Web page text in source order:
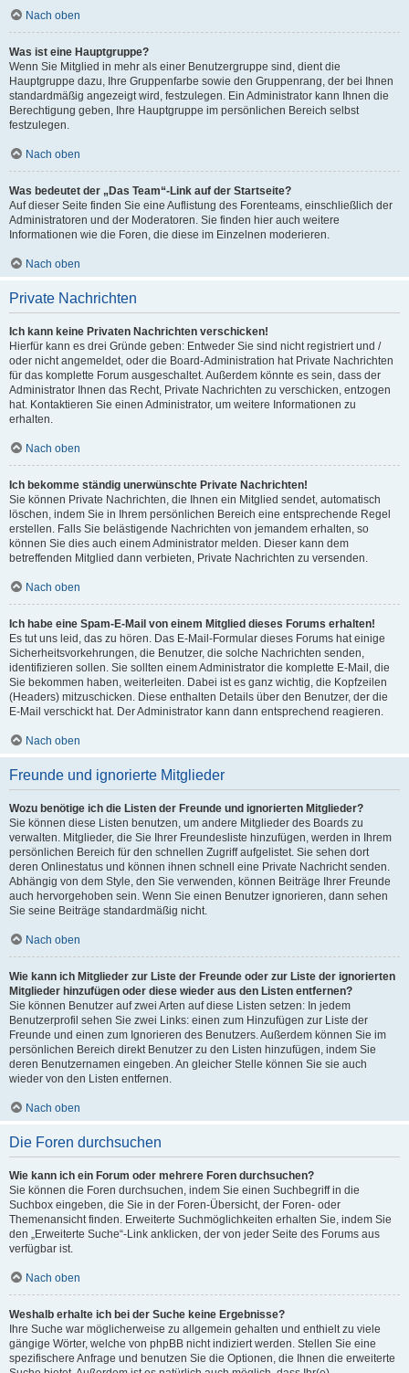
Nach oben
Was ist eine Hauptgruppe?
Wenn Sie Mitglied in mehr als einer Benutzergruppe sind, dient die
Hauptgruppe dazu, Ihre Gruppenfarbe sowie den Gruppenrang, der bei Ihnen
standardmäßig angezeigt wird, festzulegen. Ein Administrator kann Ihnen die
Berechtigung geben, Ihre Hauptgruppe im persönlichen Bereich selbst
festzulegen.
Nach oben
Was bedeutet der „Das Team“-Link auf der Startseite?
Auf dieser Seite finden Sie eine Auflistung des Forenteams, einschließlich der
Administratoren und der Moderatoren. Sie finden hier auch weitere
Informationen wie die Foren, die diese im Einzelnen moderieren.
Nach oben
Private Nachrichten
Ich kann keine Privaten Nachrichten verschicken!
Hierfür kann es drei Gründe geben: Entweder Sie sind nicht registriert und /
oder nicht angemeldet, oder die Board-Administration hat Private Nachrichten
für das komplette Forum ausgeschaltet. Außerdem könnte es sein, dass der
Administrator Ihnen das Recht, Private Nachrichten zu verschicken, entzogen
hat. Kontaktieren Sie einen Administrator, um weitere Informationen zu
erhalten.
Nach oben
Ich bekomme ständig unerwünschte Private Nachrichten!
Sie können Private Nachrichten, die Ihnen ein Mitglied sendet, automatisch
löschen, indem Sie in Ihrem persönlichen Bereich eine entsprechende Regel
erstellen. Falls Sie belästigende Nachrichten von jemandem erhalten, so
können Sie dies auch einem Administrator melden. Dieser kann dem
betreffenden Mitglied dann verbieten, Private Nachrichten zu versenden.
Nach oben
Ich habe eine Spam-E-Mail von einem Mitglied dieses Forums erhalten!
Es tut uns leid, das zu hören. Das E-Mail-Formular dieses Forums hat einige
Sicherheitsvorkehrungen, die Benutzer, die solche Nachrichten senden,
identifizieren sollen. Sie sollten einem Administrator die komplette E-Mail, die
Sie bekommen haben, weiterleiten. Dabei ist es ganz wichtig, die Kopfzeilen
(Headers) mitzuschicken. Diese enthalten Details über den Benutzer, der die
E-Mail verschickt hat. Der Administrator kann dann entsprechend reagieren.
Nach oben
Freunde und ignorierte Mitglieder
Wozu benötige ich die Listen der Freunde und ignorierten Mitglieder?
Sie können diese Listen benutzen, um andere Mitglieder des Boards zu
verwalten. Mitglieder, die Sie Ihrer Freundesliste hinzufügen, werden in Ihrem
persönlichen Bereich für den schnellen Zugriff aufgelistet. Sie sehen dort
deren Onlinestatus und können ihnen schnell eine Private Nachricht senden.
Abhängig von dem Style, den Sie verwenden, können Beiträge Ihrer Freunde
auch hervorgehoben sein. Wenn Sie einen Benutzer ignorieren, dann sehen
Sie seine Beiträge standardmäßig nicht.
Nach oben
Wie kann ich Mitglieder zur Liste der Freunde oder zur Liste der ignorierten
Mitglieder hinzufügen oder diese wieder aus den Listen entfernen?
Sie können Benutzer auf zwei Arten auf diese Listen setzen: In jedem
Benutzerprofil sehen Sie zwei Links: einen zum Hinzufügen zur Liste der
Freunde und einen zum Ignorieren des Benutzers. Außerdem können Sie im
persönlichen Bereich direkt Benutzer zu den Listen hinzufügen, indem Sie
deren Benutzernamen eingeben. An gleicher Stelle können Sie sie auch
wieder von den Listen entfernen.
Nach oben
Die Foren durchsuchen
Wie kann ich ein Forum oder mehrere Foren durchsuchen?
Sie können die Foren durchsuchen, indem Sie einen Suchbegriff in die
Suchbox eingeben, die Sie in der Foren-Übersicht, der Foren- oder
Themenansicht finden. Erweiterte Suchmöglichkeiten erhalten Sie, indem Sie
den „Erweiterte Suche“-Link anklicken, der von jeder Seite des Forums aus
verfügbar ist.
Nach oben
Weshalb erhalte ich bei der Suche keine Ergebnisse?
Ihre Suche war möglicherweise zu allgemein gehalten und enthielt zu viele
gängige Wörter, welche von phpBB nicht indiziert werden. Stellen Sie eine
spezifischere Anfrage und benutzen Sie die Optionen, die Ihnen die erweiterte